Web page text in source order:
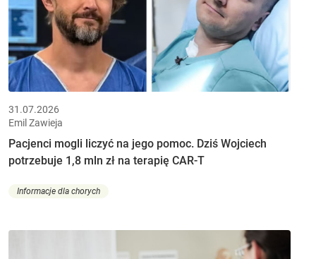
31.07.2026
Emil Zawieja
Pacjenci mogli liczyć na jego pomoc. Dziś Wojciech
potrzebuje 1,8 mln zł na terapię CAR-T
Informacje dla chorych